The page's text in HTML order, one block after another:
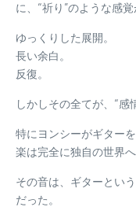
に、“祈り”のような感覚
ゆっくりした展開。
長い余白。
反復。
しかしその全てが、“感
特にヨンシーがギター
楽は完全に独自の世界へ
その音は、ギターとい
だった。